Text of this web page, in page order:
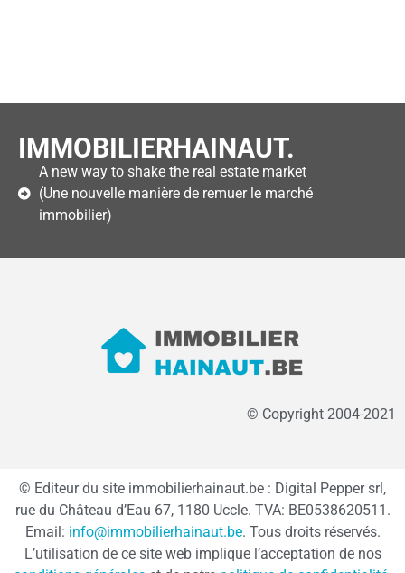
IMMOBILIERHAINAUT.
A new way to shake the real estate market
(Une nouvelle manière de remuer le marché
immobilier)
© Copyright 2004-2021
© Editeur du site immobilierhainaut.be : Digital Pepper srl,
rue du Château d’Eau 67, 1180 Uccle. TVA: BE0538620511.
Email: info@immobilierhainaut.be. Tous droits réservés.
L’utilisation de ce site web implique l’acceptation de nos